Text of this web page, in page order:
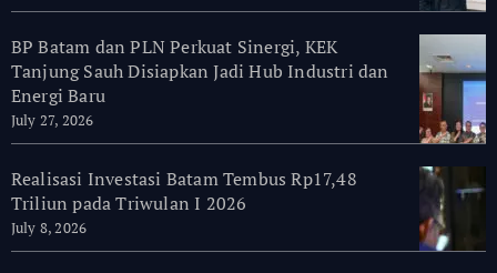
BP Batam dan PLN Perkuat Sinergi, KEK
Tanjung Sauh Disiapkan Jadi Hub Industri dan
Energi Baru
July 27, 2026
Realisasi Investasi Batam Tembus Rp17,48
Triliun pada Triwulan I 2026
July 8, 2026